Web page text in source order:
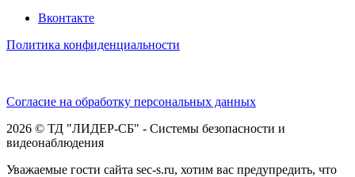
Вконтакте
Политика конфиденциальности
Согласие на обработку персональных данных
2026 © ТД "ЛИДЕР-СБ" - Системы безопасности и
видеонаблюдения
Уважаемые гости сайта sec-s.ru, хотим вас предупредить, что